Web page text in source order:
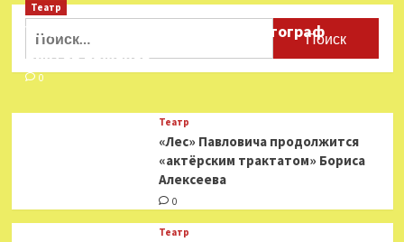
Артем
дуэтом
с
солисткой
Найти:
Театр
Ушёл из жизни театральный фотограф
Виктор Баженов
0
Театр
«Лес» Павловича продолжится
«актёрским трактатом» Бориса
Алексеева
0
Театр